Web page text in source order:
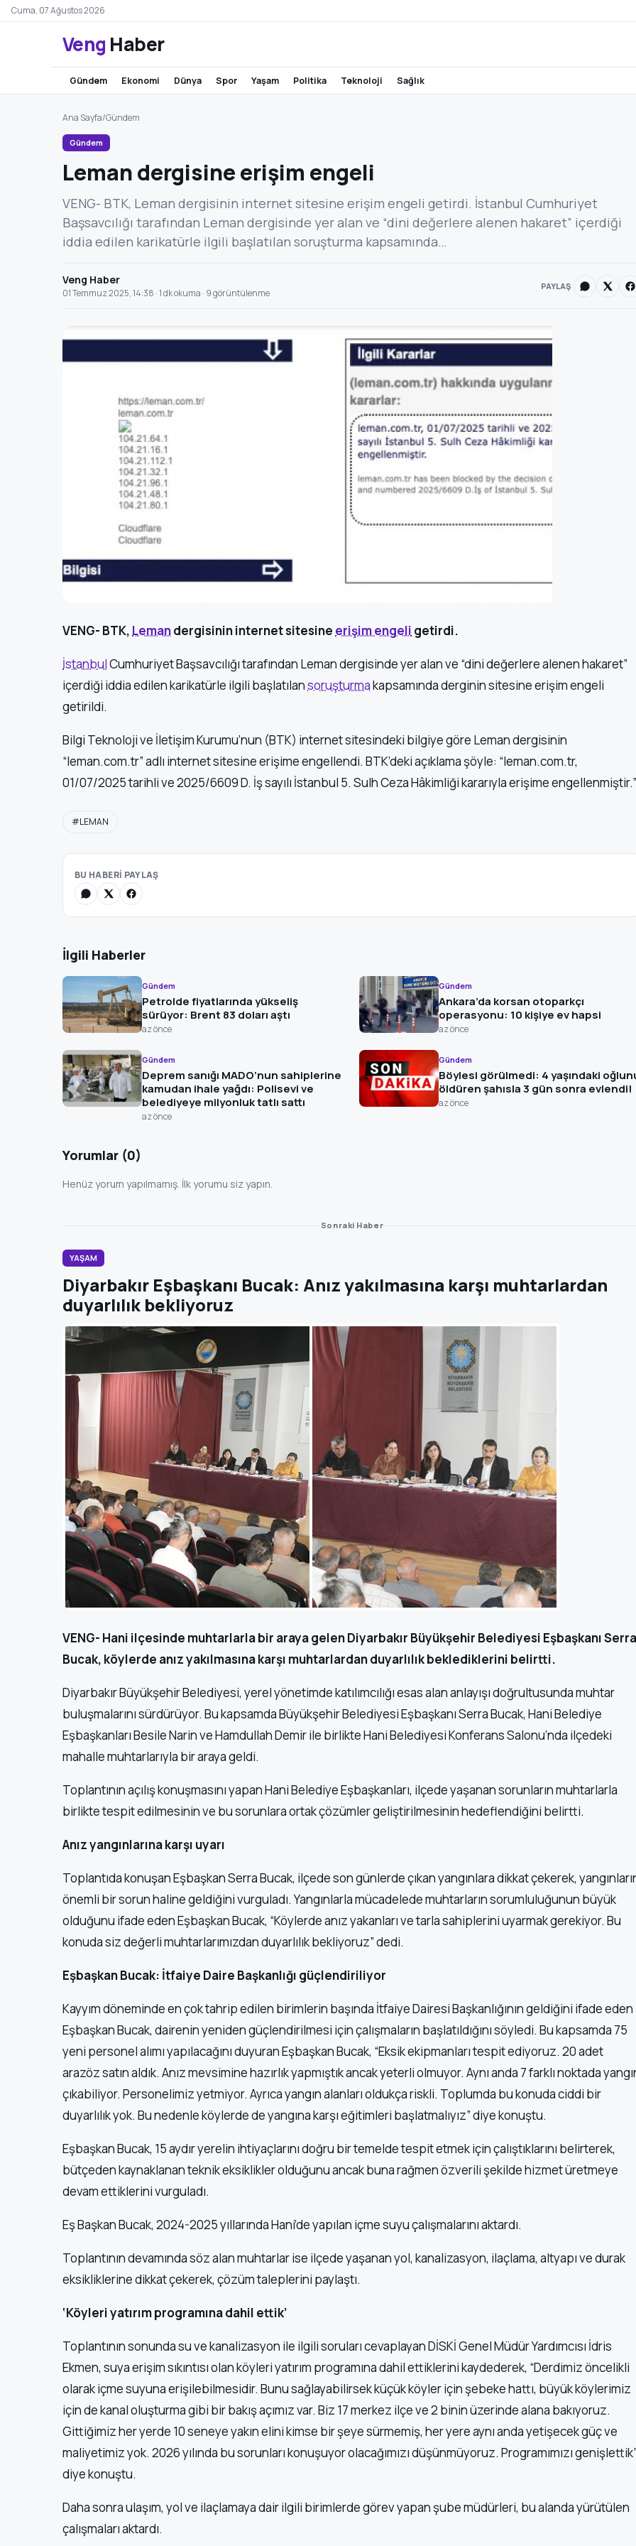
Cuma, 07 Ağustos 2026
Veng Haber
gündem ekonomi dünya spor yaşam politika teknoloji sağlık
Ana Sayfa/Gündem
Gündem
Leman dergisine erişim engeli
VENG- BTK, Leman dergisinin internet sitesine erişim engeli getirdi. İstanbul Cumhuriyet
Başsavcılığı tarafından Leman dergisinde yer alan ve “dini değerlere alenen hakaret” içerdiği
iddia edilen karikatürle ilgili başlatılan soruşturma kapsamında…
Veng Haber
01 Temmuz 2025, 14:38 · 1 dk okuma · 9 görüntülenme
PAYLAŞ
VENG- BTK, Lemandergisinin internet sitesine erişim engeli getirdi.
İstanbulCumhuriyet Başsavcılığı tarafından Leman dergisinde yer alan ve “dini değerlere alenen hakaret”
içerdiği iddia edilen karikatürle ilgili başlatılansoruşturmakapsamında derginin sitesine erişim engeli
getirildi.
Bilgi Teknoloji ve İletişim Kurumu’nun (BTK) internet sitesindeki bilgiye göre Leman dergisinin
“leman.com.tr” adlı internet sitesine erişime engellendi. BTK’deki açıklama şöyle: “leman.com.tr,
01/07/2025 tarihli ve 2025/6609 D. İş sayılı İstanbul 5. Sulh Ceza Hâkimliği kararıyla erişime engellenmiştir.”
#LEMAN
BU HABERİ PAYLAŞ
İlgili Haberler
Gündem
Petrolde fiyatlarında yükseliş
sürüyor: Brent 83 doları aştı
az önce
Gündem
Ankara’da korsan otoparkçı
operasyonu: 10 kişiye ev hapsi
az önce
Gündem
Deprem sanığı MADO’nun sahiplerine
kamudan ihale yağdı: Polisevi ve
belediyeye milyonluk tatlı sattı
az önce
Gündem
Böylesi görülmedi: 4 yaşındaki
öldüren şahısla 3 gün sonra evlendi!
az önce
Yorumlar (0)
Henüz yorum yapılmamış. İlk yorumu siz yapın.
Sonraki Haber
YAŞAM
Diyarbakır Eşbaşkanı Bucak: Anız yakılmasına karşı muhtarlardan
duyarlılık bekliyoruz
VENG- Hani ilçesinde muhtarlarla bir araya gelen Diyarbakır Büyükşehir Belediyesi Eşbaşkanı Serra
Bucak, köylerde anız yakılmasına karşı muhtarlardan duyarlılık beklediklerini belirtti.
Diyarbakır Büyükşehir Belediyesi, yerel yönetimde katılımcılığı esas alan anlayışı doğrultusunda muhtar
buluşmalarını sürdürüyor. Bu kapsamda Büyükşehir Belediyesi Eşbaşkanı Serra Bucak, Hani Belediye
Eşbaşkanları Besile Narin ve Hamdullah Demir ile birlikte Hani Belediyesi Konferans Salonu’nda ilçedeki
mahalle muhtarlarıyla bir araya geldi.
Toplantının açılış konuşmasını yapan Hani Belediye Eşbaşkanları, ilçede yaşanan sorunların muhtarlarla
birlikte tespit edilmesinin ve bu sorunlara ortak çözümler geliştirilmesinin hedeflendiğini belirtti.
Anız yangınlarına karşı uyarı
Toplantıda konuşan Eşbaşkan Serra Bucak, ilçede son günlerde çıkan yangınlara dikkat çekerek,
önemli bir sorun haline geldiğini vurguladı. Yangınlarla mücadelede muhtarların sorumluluğunun büyük
olduğunu ifade eden Eşbaşkan Bucak, “Köylerde anız yakanları ve tarla sahiplerini uyarmak gerekiyor. Bu
konuda siz değerli muhtarlarımızdan duyarlılık bekliyoruz” dedi.
Eşbaşkan Bucak: İtfaiye Daire Başkanlığı güçlendiriliyor
Kayyım döneminde en çok tahrip edilen birimlerin başında İtfaiye Dairesi Başkanlığının geldiğini ifade eden
Eşbaşkan Bucak, dairenin yeniden güçlendirilmesi için çalışmaların başlatıldığını söyledi. Bu kapsamda 75
yeni personel alımı yapılacağını duyuran Eşbaşkan Bucak, “Eksik ekipmanları tespit ediyoruz. 20 adet
arazöz satın aldık. Anız mevsimine hazırlık yapmıştık ancak yeterli olmuyor. Aynı anda 7 farklı noktada
çıkabiliyor. Personelimiz yetmiyor. Ayrıca yangın alanları oldukça riskli. Toplumda bu konuda ciddi bir
duyarlılık yok. Bu nedenle köylerde de yangına karşı eğitimleri başlatmalıyız” diye konuştu.
Eşbaşkan Bucak, 15 aydır yerelin ihtiyaçlarını doğru bir temelde tespit etmek için çalıştıklarını belirterek,
bütçeden kaynaklanan teknik eksiklikler olduğunu ancak buna rağmen özverili şekilde hizmet üretmeye
devam ettiklerini vurguladı.
Eş Başkan Bucak, 2024-2025 yıllarında Hani’de yapılan içme suyu çalışmalarını aktardı.
Toplantının devamında söz alan muhtarlar ise ilçede yaşanan yol, kanalizasyon, ilaçlama, altyapı ve durak
eksikliklerine dikkat çekerek, çözüm taleplerini paylaştı.
‘Köyleri yatırım programına dahil ettik’
Toplantının sonunda su ve kanalizasyon ile ilgili soruları cevaplayan DİSKİ Genel Müdür Yardımcısı İdris
Ekmen, suya erişim sıkıntısı olan köyleri yatırım programına dahil ettiklerini kaydederek, “Derdimiz öncelikli
olarak içme suyuna erişilebilmesidir. Bunu sağlayabilirsek küçük köyler için şebeke hattı, büyük köylerimiz
için de kanal oluşturma gibi bir bakış açımız var. Biz 17 merkez ilçe ve 2 binin üzerinde alana bakıyoruz.
Gittiğimiz her yerde 10 seneye yakın elini kimse bir şeye sürmemiş, her yere aynı anda yetişecek güç ve
maliyetimiz yok. 2026 yılında bu sorunları konuşuyor olacağımızı düşünmüyoruz. Programımızı
diye konuştu.
Daha sonra ulaşım, yol ve ilaçlamaya dair ilgili birimlerde görev yapan şube müdürleri, bu alanda yürütülen
çalışmaları aktardı.